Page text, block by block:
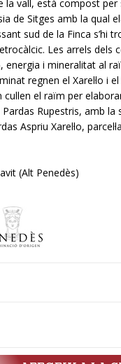
la vall, està compost per
de Sitges amb la qual
sud de la Finca s’hi
Les arrels dels
i mineralitat al
regnen el Xarel·lo i
cullen el raïm per
Pardas Rupestris, amb la
Aspriu Xarel·lo,
(Alt Penedès)